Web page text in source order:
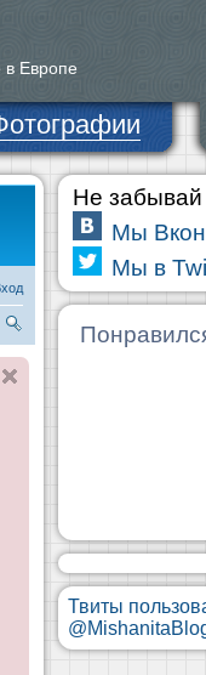
в Европе
ск
Не забывай
Мы
Мы в
Твиты